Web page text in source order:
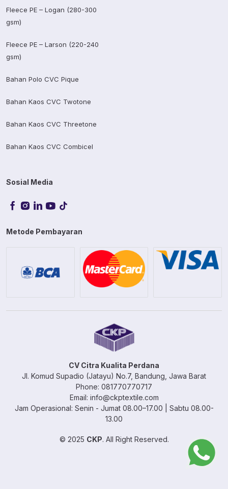
Fleece PE – Logan (280-300
gsm)
Fleece PE – Larson (220-240
gsm)
Bahan Polo CVC Pique
Bahan Kaos CVC Twotone
Bahan Kaos CVC Threetone
Bahan Kaos CVC Combicel
Sosial Media
Metode Pembayaran
CV Citra Kualita Perdana
Jl. Komud Supadio (Jatayu) No.7, Bandung, Jawa Barat
Phone: 081770770717
Email: info@ckptextile.com
Jam Operasional: Senin - Jumat 08.00–17.00 | Sabtu 08.00-
13.00
© 2025 CKP. All Right Reserved.